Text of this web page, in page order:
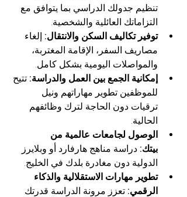
تنظيم جدولك الدراسي بما يتوافق مع
التزاماتك العائلية والشخصية.
توفير تكاليف السكن والانتقال: إلغاء
مصاريف السفر، الإقامة المغتربة،
والمواصلات اليومية بشكل كامل.
إمكانية الجمع بين العمل والدراسة: تتيح
للموظفين تطوير مهاراتهم ونيل
ترقيات دون الحاجة لترك وظائفهم
الحالية.
الوصول لجامعات عالمية من
بيتك: دراسة مناهج هارفارد أو وبلايرز
الدولية دون مغادرة بلدك في الخليج.
تطوير مهارات الاستقلالية والذكاء
الرقمي: تعزز مرونة الدراسة قدرتك